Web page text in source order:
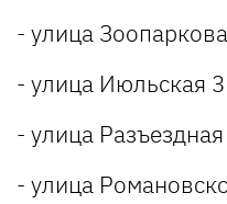
- улица
- улица Июльская
- улица
- улица